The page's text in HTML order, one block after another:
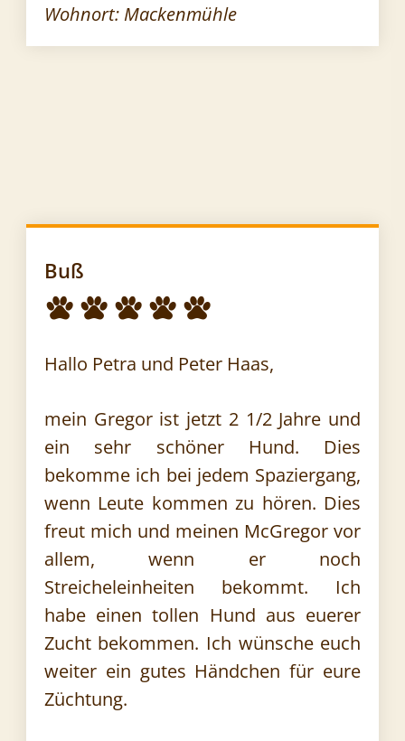
Wohnort: Mackenmühle
Buß
Hallo Petra und Peter Haas,
mein Gregor ist jetzt 2 1/2 Jahre und
ein sehr schöner Hund. Dies
bekomme ich bei jedem Spaziergang,
wenn Leute kommen zu hören. Dies
freut mich und meinen McGregor vor
allem, wenn er noch
Streicheleinheiten bekommt. Ich
habe einen tollen Hund aus euerer
Zucht bekommen. Ich wünsche euch
weiter ein gutes Händchen für eure
Züchtung.